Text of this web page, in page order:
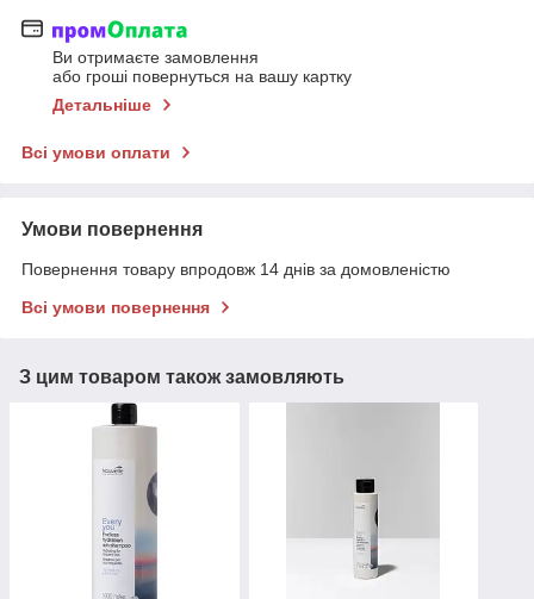
Ви отримаєте замовлення
або гроші повернуться на вашу картку
Детальніше
Всі умови оплати
Умови повернення
Повернення товару впродовж 14 днів за домовленістю
Всі умови повернення
З цим товаром також замовляють